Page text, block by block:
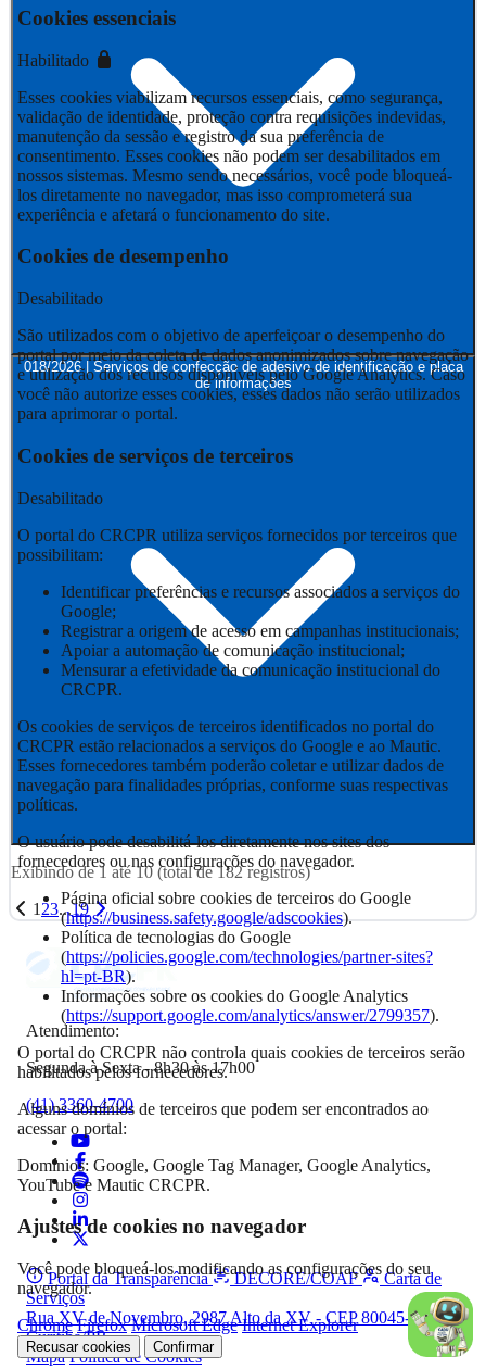
018/2026 | Serviços de confecção de adesivo de identificação e placa
de informações
Exibindo de1 até10(total de182registros)
123...19
Atendimento:
Segunda à Sexta - 8h30 às 17h00
(41) 3360-4700
Portal da Transparência DECORE/COAF
Carta de
Serviços
Rua XV de Novembro, 2987 Alto da XV - CEP 80045-340,
Curitiba/PR
Mapa Política de Cookies
Cookies essenciais
Habilitado
Esses cookies viabilizam recursos essenciais, como segurança,
validação de identidade, proteção contra requisições indevidas,
manutenção da sessão e registro da sua preferência de
consentimento. Esses cookies não podem ser desabilitados em
nossos sistemas. Mesmo sendo necessários, você pode bloqueá-
los diretamente no navegador, mas isso comprometerá sua
experiência e afetará o funcionamento do site.
Cookies de desempenho
Desabilitado
São utilizados com o objetivo de aperfeiçoar o desempenho do
portal por meio da coleta de dados anonimizados sobre navegação
e utilização dos recursos disponíveis pelo Google Analytics. Caso
você não autorize esses cookies, esses dados não serão utilizados
para aprimorar o portal.
Cookies de serviços de terceiros
Desabilitado
O portal do CRCPR utiliza serviços fornecidos por terceiros que
possibilitam:
Identificar preferências e recursos associados a serviços do
Google;
Registrar a origem de acesso em campanhas institucionais;
Apoiar a automação de comunicação institucional;
Mensurar a efetividade da comunicação institucional do
CRCPR.
Os cookies de serviços de terceiros identificados no portal do
CRCPR estão relacionados a serviços do Google e ao Mautic.
Esses fornecedores também poderão coletar e utilizar dados de
navegação para finalidades próprias, conforme suas respectivas
políticas.
O usuário pode desabilitá-los diretamente nos sites dos
fornecedores ou nas configurações do navegador.
Página oficial sobre cookies de terceiros do Google
(https://business.safety.google/adscookies).
Política de tecnologias do Google
(https://policies.google.com/technologies/partner-sites?
hl=pt-BR).
Informações sobre os cookies do Google Analytics
(https://support.google.com/analytics/answer/2799357).
O portal do CRCPR não controla quais cookies de terceiros serão
habilitados pelos fornecedores.
Alguns domínios de terceiros que podem ser encontrados ao
acessar o portal:
Domínios: Google, Google Tag Manager, Google Analytics,
YouTube e Mautic CRCPR.
Ajustes de cookies no navegador
Você pode bloqueá-los modificando as configurações do seu
navegador.
Chrome Firefox Microsoft Edge Internet Explorer
Recusar cookies Confirmar